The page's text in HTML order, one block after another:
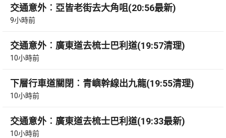
交通意外︰亞皆老街去大角咀(20:56最新)
9小時前
交通意外︰廣東道去梳士巴利道(19:57清理)
10小時前
下層行車道關閉︰青嶼幹線出九龍(19:55清理)
10小時前
交通意外︰廣東道去梳士巴利道(19:33最新)
10小時前